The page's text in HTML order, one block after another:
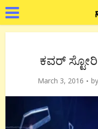
ಕವರ್ ಸ್ಟೋರಿ
March 3, 2016 by